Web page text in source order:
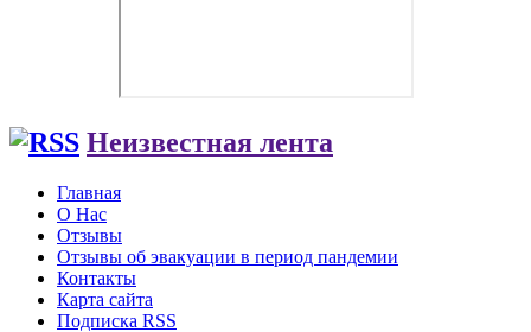
Неизвестная лента
Главная
О Нас
Отзывы
Отзывы об эвакуации в период пандемии
Контакты
Карта сайта
Подписка RSS